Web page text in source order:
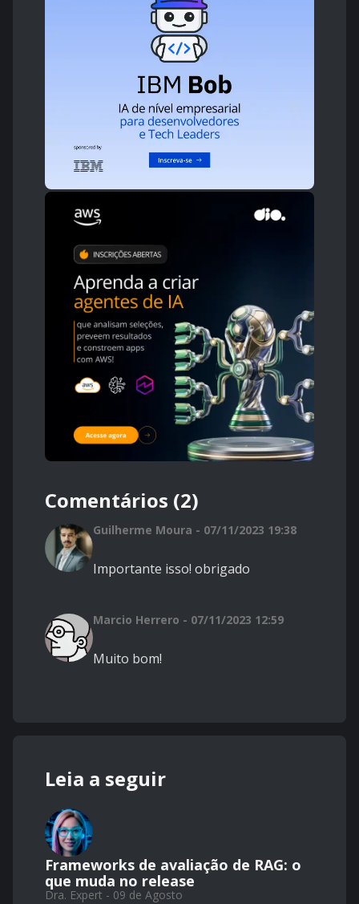
Comentários (2)
Guilherme Moura - 07/11/2023 19:38
Importante isso! obrigado
Marcio Herrero - 07/11/2023 12:59
Muito bom!
Leia a seguir
Frameworks de avaliação de RAG: o
que muda no release
Dra. Expert - 09 de Agosto